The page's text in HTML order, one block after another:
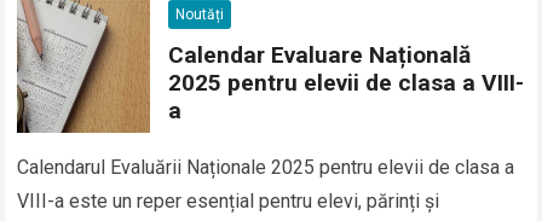
Noutăți
Calendar Evaluare Națională
2025 pentru elevii de clasa a VIII-
a
Calendarul Evaluării Naționale 2025 pentru elevii de clasa a
VIII-a este un reper esențial pentru elevi, părinți și